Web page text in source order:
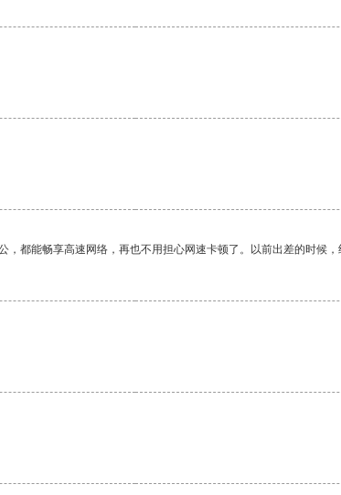
都能畅享高速网络，再也不用担心网速卡顿了。以前出差的时候